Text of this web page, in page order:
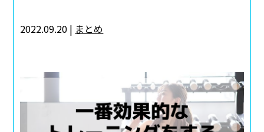
2022.09.20 | まとめ